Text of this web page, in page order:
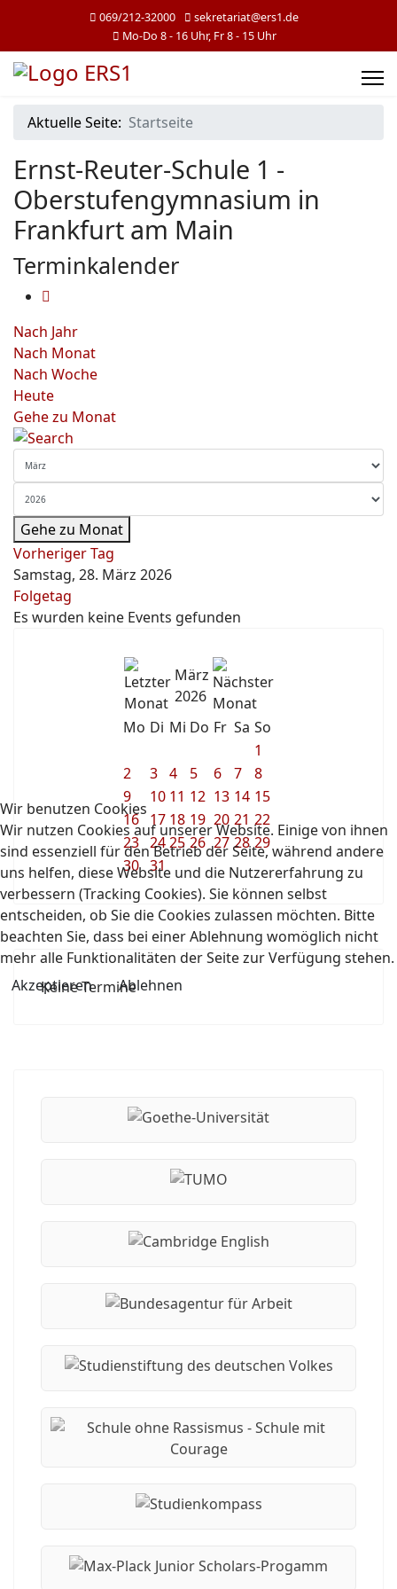
069/212-32000
sekretariat@ers1.de
Mo-Do 8 - 16 Uhr, Fr 8 - 15 Uhr
Aktuelle Seite: Startseite
Ernst-Reuter-Schule 1 -
Oberstufengymnasium in
Frankfurt am Main
Terminkalender
Nach Jahr
Nach Monat
Nach Woche
Heute
Gehe zu Monat
Gehe zu Monat
Vorheriger Tag
Samstag, 28. März 2026
Folgetag
Es wurden keine Events gefunden
März
2026
Mo Di Mi Do Fr Sa So
1
2
3 4 5 6 7
8
9
10 11 12 13 14 15
16
17 18 19 20 21 22
23 24 25 26 27 28 29
30 31
Keine Termine
Wir benutzen Cookies
Wir nutzen Cookies auf unserer Website. Einige von ihnen
sind essenziell für den Betrieb der Seite, während andere
uns helfen, diese Website und die Nutzererfahrung zu
verbessern (Tracking Cookies). Sie können selbst
entscheiden, ob Sie die Cookies zulassen möchten. Bitte
beachten Sie, dass bei einer Ablehnung womöglich nicht
mehr alle Funktionalitäten der Seite zur Verfügung stehen.
Akzeptieren
Ablehnen